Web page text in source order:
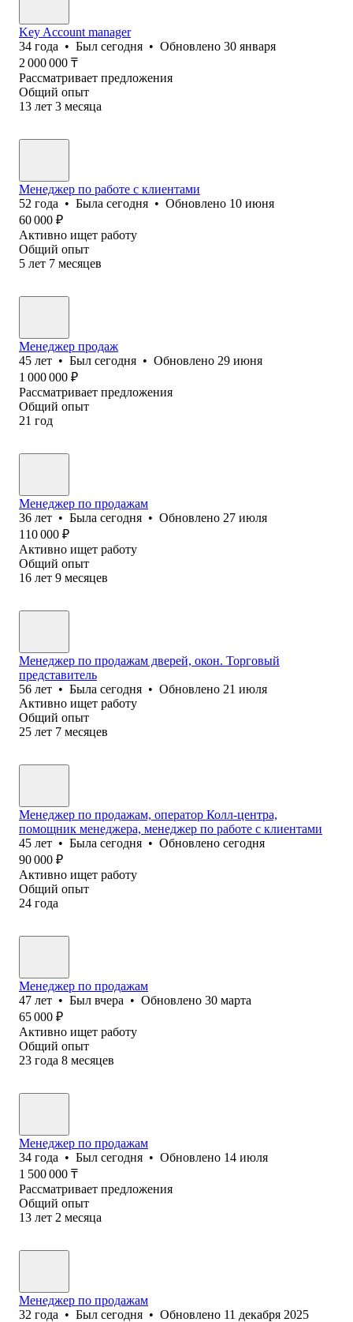
Key Account manager
34 года • Был сегодня • Обновлено 30 января
2 000 000 ₸
Рассматривает предложения
Общий опыт
13 лет 3 месяца
Менеджер по работе с клиентами
52 года • Была сегодня • Обновлено 10 июня
60 000 ₽
Активно ищет работу
Общий опыт
5 лет 7 месяцев
Менеджер продаж
45 лет • Был сегодня • Обновлено 29 июня
1 000 000 ₽
Рассматривает предложения
Общий опыт
21 год
Менеджер по продажам
36 лет • Была сегодня • Обновлено 27 июля
110 000 ₽
Активно ищет работу
Общий опыт
16 лет 9 месяцев
Менеджер по продажам дверей, окон. Торговый
представитель
56 лет • Была сегодня • Обновлено 21 июля
Активно ищет работу
Общий опыт
25 лет 7 месяцев
Менеджер по продажам, оператор Колл-центра,
помощник менеджера, менеджер по работе с клиентами
45 лет • Была сегодня • Обновлено сегодня
90 000 ₽
Активно ищет работу
Общий опыт
24 года
Менеджер по продажам
47 лет • Был вчера • Обновлено 30 марта
65 000 ₽
Активно ищет работу
Общий опыт
23 года 8 месяцев
Менеджер по продажам
34 года • Был сегодня • Обновлено 14 июля
1 500 000 ₸
Рассматривает предложения
Общий опыт
13 лет 2 месяца
Менеджер по продажам
32 года • Был сегодня • Обновлено 11 декабря 2025